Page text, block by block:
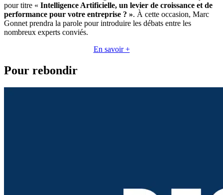
pour titre « Intelligence Artificielle, un levier de croissance et de
performance pour votre entreprise ? ». À cette occasion, Marc
Gonnet prendra la parole pour introduire les débats entre les
nombreux experts conviés.
En savoir +
Pour rebondir